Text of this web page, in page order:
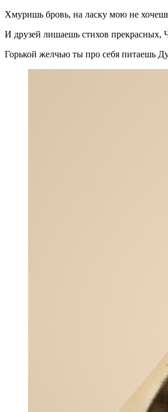
Хмуришь бровь, на ласку мою не
И друзей лишаешь стихов прекрасных,
Горькой желчью ты про себя питаешь